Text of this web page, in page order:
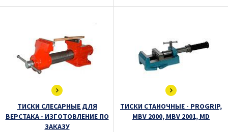
ТИСКИ СЛЕСАРНЫЕ ДЛЯ
ВЕРСТАКА - ИЗГОТОВЛЕНИЕ ПО
ЗАКАЗУ
ТИСКИ СТАНОЧНЫЕ - PROGRIP,
MBV 2000, MBV 2001, MD